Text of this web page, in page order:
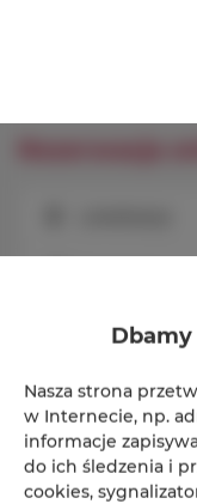
Koniec
Osoby
Cena
Nasza strona
w Internecie, np.
informacje
do ich śledzenia i
cookies,